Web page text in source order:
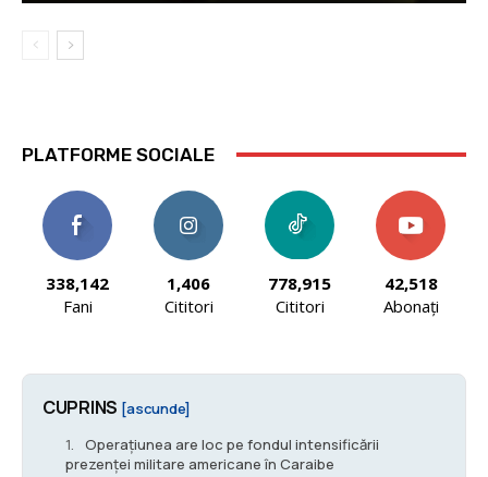
PLATFORME SOCIALE
338,142
Fani
1,406
Cititori
778,915
Cititori
42,518
Abonați
CUPRINS [ascunde]
Operațiunea are loc pe fondul intensificării
prezenței militare americane în Caraibe